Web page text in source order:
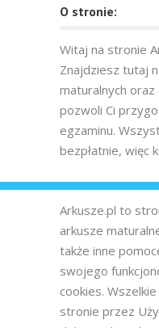
O stronie:
Witaj na stronie
Znajdziesz tutaj
maturalnych
pozwoli Ci
egzaminu.
bezpłatnie, więc
Arkusze.pl to
arkusze
także inne
swojego
cookies.
stronie przez